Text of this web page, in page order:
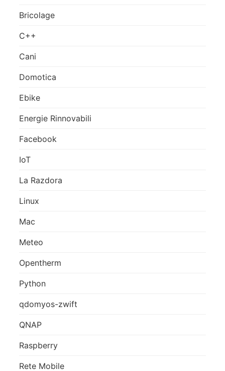
Bricolage
C++
Cani
Domotica
Ebike
Energie Rinnovabili
Facebook
IoT
La Razdora
Linux
Mac
Meteo
Opentherm
Python
qdomyos-zwift
QNAP
Raspberry
Rete Mobile